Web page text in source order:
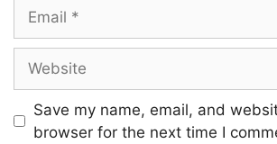
Save my name, email, and
browser for the next time I